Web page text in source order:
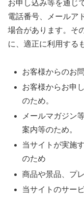
お申し込み等を通じ
電話番号、メールア
場合があります。そ
に、適正に利用する
お客様からのお
お客様からお申
のため。
メールマガジン
案内等のため。
当サイトが実施
のため
商品や景品、プ
当サイトのサー